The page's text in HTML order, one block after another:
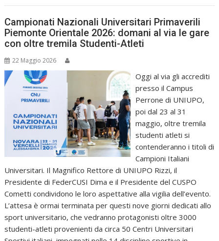
Campionati Nazionali Universitari Primaverili
Piemonte Orientale 2026: domani al via le gare
con oltre tremila Studenti-Atleti
22 Maggio 2026
Oggi al via gli accrediti
presso il Campus
Perrone di UNIUPO,
poi dal 23 al 31
maggio, oltre tremila
studenti atleti si
contenderanno i titoli di
Campioni Italiani
Universitari. Il Magnifico Rettore di UNIUPO Rizzi, il
Presidente di FederCUSI Dima e il Presidente del CUSPO
Cometti condividono le loro aspettative alla vigilia dell’evento.
L’attesa è ormai terminata per questi nove giorni dedicati allo
sport universitario, che vedranno protagonisti oltre 3000
studenti-atleti provenienti da circa 50 Centri Universitari